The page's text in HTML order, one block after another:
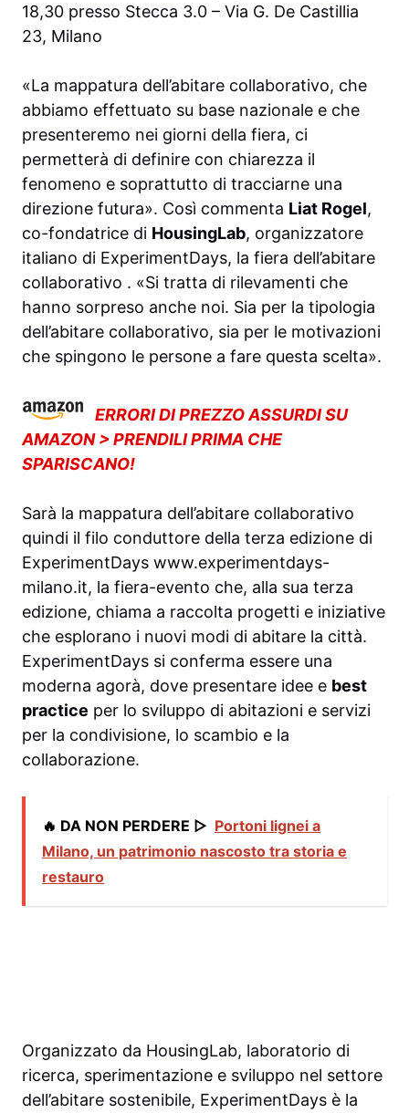
18,30 presso Stecca 3.0 – Via G. De Castillia
23, Milano
«La mappatura dell’abitare collaborativo, che
abbiamo effettuato su base nazionale e che
presenteremo nei giorni della fiera, ci
permetterà di definire con chiarezza il
fenomeno e soprattutto di tracciarne una
direzione futura». Così commenta Liat Rogel,
co-fondatrice di HousingLab, organizzatore
italiano di ExperimentDays, la fiera dell’abitare
collaborativo . «Si tratta di rilevamenti che
hanno sorpreso anche noi. Sia per la tipologia
dell’abitare collaborativo, sia per le motivazioni
che spingono le persone a fare questa scelta».
ERRORI DI PREZZO ASSURDI SU
AMAZON > PRENDILI PRIMA CHE
SPARISCANO!
Sarà la mappatura dell’abitare collaborativo
quindi il filo conduttore della terza edizione di
ExperimentDays www.experimentdays-
milano.it, la fiera-evento che, alla sua terza
edizione, chiama a raccolta progetti e iniziative
che esplorano i nuovi modi di abitare la città.
ExperimentDays si conferma essere una
moderna agorà, dove presentare idee e best
practice per lo sviluppo di abitazioni e servizi
per la condivisione, lo scambio e la
collaborazione.
🔥 DA NON PERDERE ▷ Portoni lignei a
Milano, un patrimonio nascosto tra storia e
restauro
Organizzato da HousingLab, laboratorio di
ricerca, sperimentazione e sviluppo nel settore
dell’abitare sostenibile, ExperimentDays è la